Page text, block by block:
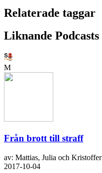
Relaterade taggar
Liknande Podcasts
M
Från brott till straff
av: Mattias, Julia och Kristoffer
2017-10-04